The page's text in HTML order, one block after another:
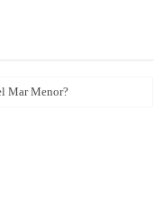
Mar Menor?